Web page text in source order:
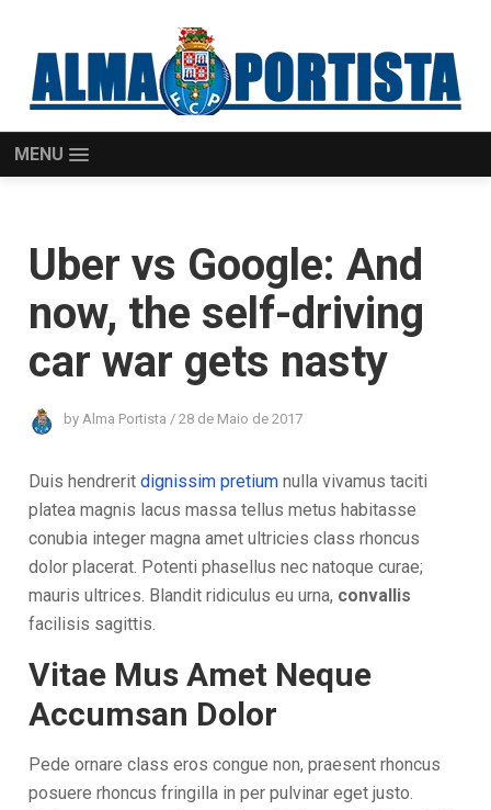
MENU
Uber vs Google: And
now, the self-driving
car war gets nasty
byAlma Portista / 28 de Maio de 2017
Duis hendreritdignissim pretium nulla vivamus taciti
platea magnis lacus massa tellus metus habitasse
conubia integer magna amet ultricies class rhoncus
dolor placerat. Potenti phasellus nec natoque curae;
mauris ultrices. Blandit ridiculus eu urna, convallis
facilisis sagittis.
Vitae Mus Amet Neque
Accumsan Dolor
Pede ornare class eros congue non, praesent rhoncus
posuere rhoncus fringilla in per pulvinar eget justo.